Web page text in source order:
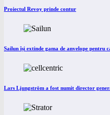
Proiectul Revoy prinde contur
Sailun își extinde gama de anvelope pentru
Lars Ljungström a fost numit director